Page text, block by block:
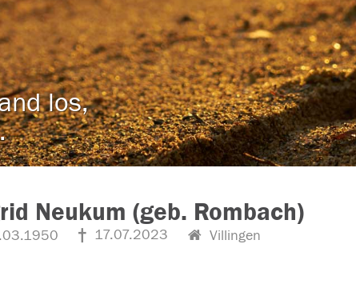
los,
Neukum (geb. Rombach)
17.07.2023 Villingen